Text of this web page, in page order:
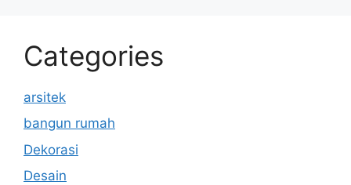
Categories
arsitek
bangun rumah
Dekorasi
Desain